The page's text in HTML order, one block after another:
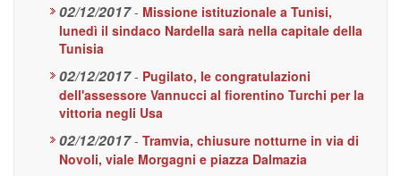
02/12/2017 - Missione istituzionale a Tunisi,
lunedì il sindaco Nardella sarà nella capitale della
Tunisia
02/12/2017 - Pugilato, le congratulazioni
dell'assessore Vannucci al fiorentino Turchi per la
vittoria negli Usa
02/12/2017 - Tramvia, chiusure notturne in via di
Novoli, viale Morgagni e piazza Dalmazia